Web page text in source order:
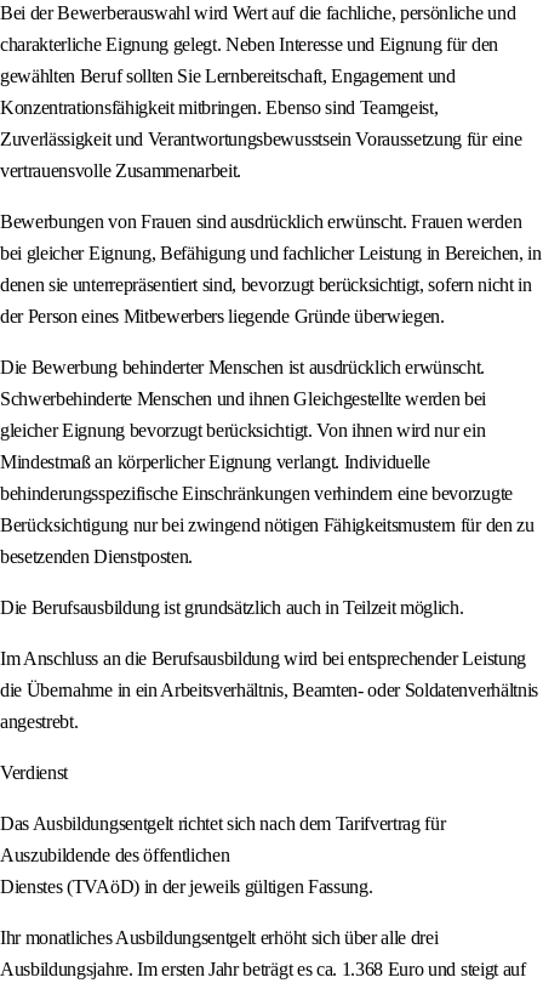
Bei der Bewerberauswahl wird Wert auf die fachliche, persönliche und
charakterliche Eignung gelegt. Neben Interesse und Eignung für den
gewählten Beruf sollten Sie Lernbereitschaft, Engagement und
Konzentrationsfähigkeit mitbringen. Ebenso sind Teamgeist,
Zuverlässigkeit und Verantwortungsbewusstsein Voraussetzung für eine
vertrauensvolle Zusammenarbeit.
Bewerbungen von Frauen sind ausdrücklich erwünscht. Frauen werden
bei gleicher Eignung, Befähigung und fachlicher Leistung in Bereichen, in
denen sie unterrepräsentiert sind, bevorzugt berücksichtigt, sofern nicht in
der Person eines Mitbewerbers liegende Gründe überwiegen.
Die Bewerbung behinderter Menschen ist ausdrücklich erwünscht.
Schwerbehinderte Menschen und ihnen Gleichgestellte werden bei
gleicher Eignung bevorzugt berücksichtigt. Von ihnen wird nur ein
Mindestmaß an körperlicher Eignung verlangt. Individuelle
behinderungsspezifische Einschränkungen verhindern eine bevorzugte
Berücksichtigung nur bei zwingend nötigen Fähigkeitsmustern für den zu
besetzenden Dienstposten.
Die Berufsausbildung ist grundsätzlich auch in Teilzeit möglich.
Im Anschluss an die Berufsausbildung wird bei entsprechender Leistung
die Übernahme in ein Arbeitsverhältnis, Beamten- oder Soldatenverhältnis
angestrebt.
Verdienst
Das Ausbildungsentgelt richtet sich nach dem Tarifvertrag für
Auszubildende des öffentlichen
Dienstes (TVAöD) in der jeweils gültigen Fassung.
Ihr monatliches Ausbildungsentgelt erhöht sich über alle drei
Ausbildungsjahre. Im ersten Jahr beträgt es ca. 1.368 Euro und steigt auf